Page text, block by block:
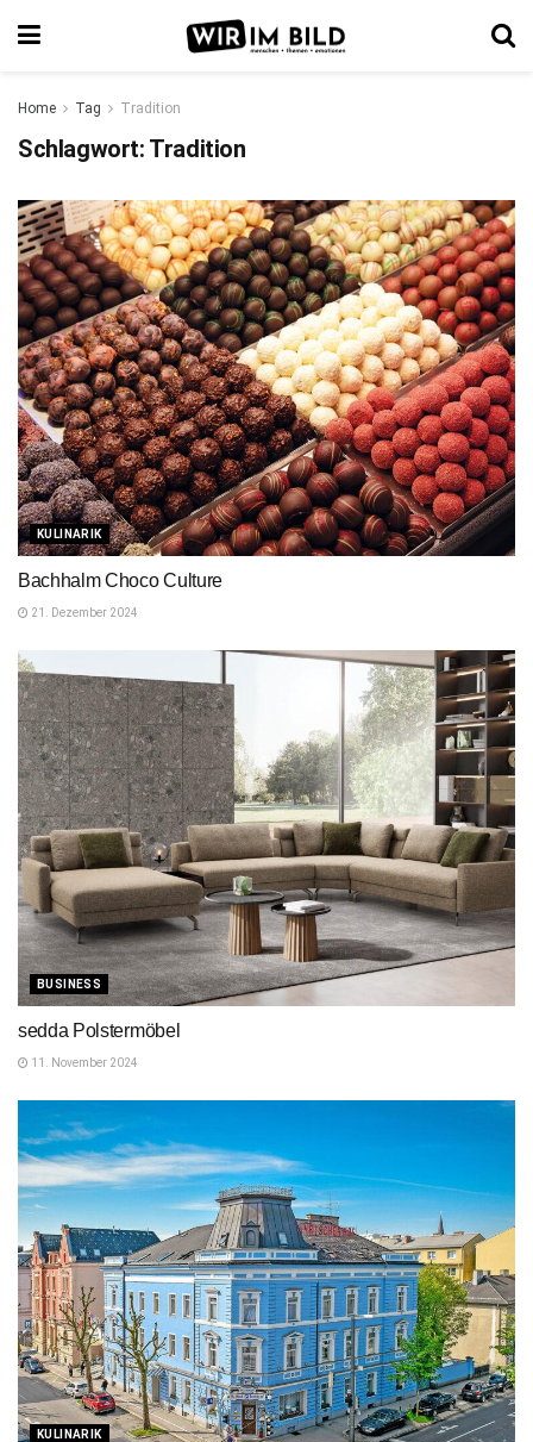
Home Tag Tradition
Schlagwort: Tradition
KULINARIK
Bachhalm Choco Culture
21. Dezember 2024
BUSINESS
sedda Polstermöbel
11. November 2024
KULINARIK